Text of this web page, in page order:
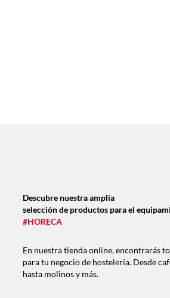
Descubre nuestra amplia
selección de productos para el
#HORECA
En nuestra tienda online, encontrarás
para tu negocio de hostelería. Desde
hasta molinos y más.